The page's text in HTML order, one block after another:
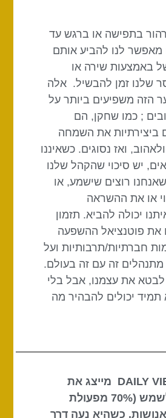
בתפישה או ברגש עד
לנו להביע אותם
באמצעות שירה או
שלנו זמן להבשיל. אלה
הזה משפיעים ביותר על
; כמו שחקן, הם
ביצירתיות את השמחה
ואז נסוגים. כשאיננו
יש סיכוי שהקהל שלנו
רוצים שישמע, או
או את ההשראה
יכולה להביא. תזמון
פוטנציאל ההשפעה
חברתיות/תרבותיות ועל
זה עם זה בעולם.
לבטא את עצמנו, אבל בלי
לא תמיד יכולים להבהיר מה
“הנוף היומי” DAILY VIEW מייצג את
ההשפעה שיש לשמש (70% מפעולת
כשהיא נעה דרך